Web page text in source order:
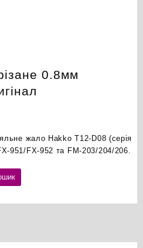
0.8мм
жало Hakko T12-D08 (серія
951/FX-952 та FM-203/204/206.